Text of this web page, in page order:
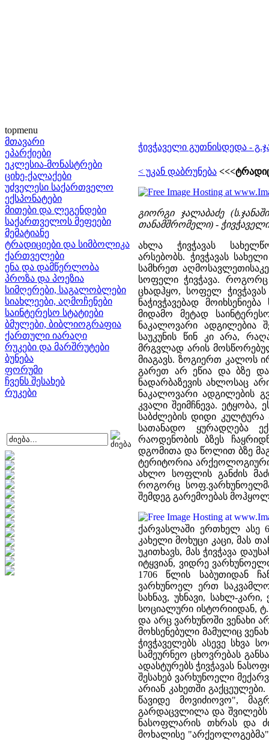
topmenu
მთავარი
ეპარქიები
ეკლესია-მონასტრები
ციხე-ქალაქები
უძველესი საქართველო
ექსპონატები
მითები და ლეგენდები
საქართველოს მეფეები
მემატიანე
ტრადიციები და სიმბოლიკა
ქართველები
ენა და დამწერლობა
პროზა და პოეზია
სიმღერები, საგალობლები
სიახლეები, აღმოჩენები
საინტერესო სტატიები
ბმულები, ბიბლიოგრაფია
ქართული იარაღი
რუკები და მარშრუტები
ბუნება
ფორუმი
ჩვენს შესახებ
რუკები
ჭივჭაველი გუთნისდედა -
< უკან დაბრუნება
გიორგი ჯალაბაძე
თანამშრომელი) -
ახლა ჭივჭავას
არსებობს. ჭივჭავას
სამხრეთ
სოფელი ჭივჭავა. როგორც
ცხადჰყო, სოფელ ჭივჭავას
ნაჭივჭავებად
მიდამო მეტად
ნაკალოვარი ადგილებია
საუკუნის წინ კი არა,
მრგვლად არის
მიაგავს. ზოგიერთ კალოს
გარეთ არ ეწია და ბზე
ნადარბაზევის ახლოსაც
ნაკალოვარი ადგილების
კვალი შეიმჩნევა. ეტყობა,
საბძლების დიდი კულტურა
სათანადო ყურადღება
რაოდენობის ბზეს
დგომითა და წოლით ბზე
ტერიტორია არქეოლოგიური
ახლო სოფლის განძის
როგორც
შემდეგ გარემოებას
ქარვასლაში ერთხელ ასე
კახელი მოხუცი კაცი, მას
უკითხავს, მას ჭივჭავა
იტყვიან, ვიდრე
1706 წლის საბუთიდან
ვარხუნოელ ერთ
სახნავ, უხნავი, სახლ-
სოციალური ისტორიიდან,
და არც ვარხუნოში ვენახი
მოხსენებული მამულიც
ჭივჭაველებს ასევე სხვა
სამეურნეო ცხოვრებას
ადასტურებს ჭივჭავას
შესახებ ვარხუნოელი
არიან კახეთში
წავიდე მოვიძიოვო",
გარდაცვლილა და შვილებს
ნასოფლარის თხრას და
მოხალისე "არქეოლოგებმა"